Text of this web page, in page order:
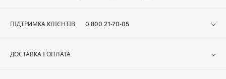
ПІДТРИМКА КЛІЄНТІВ 0 800 21-70-05
ДОСТАВКА І ОПЛАТА